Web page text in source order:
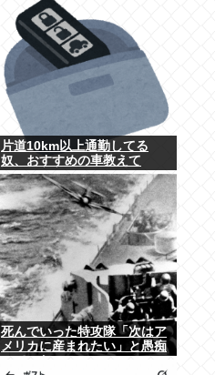
片道10km以上通勤してる
奴、おすすめの車教えて
死んでいった特攻隊「次はア
メリカに産まれたい」と愚痴